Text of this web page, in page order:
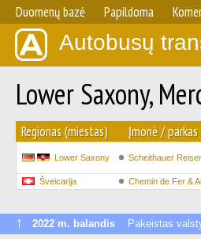
Duomenų bazė Papildoma
Autobusų
Lower Saxony,
Regionas (miestas) Įmonė / parkas
Lower Saxony Scheithauer
Šveicarija Chemin de Fer &
↑ 2022 m. balandis Pakeistas